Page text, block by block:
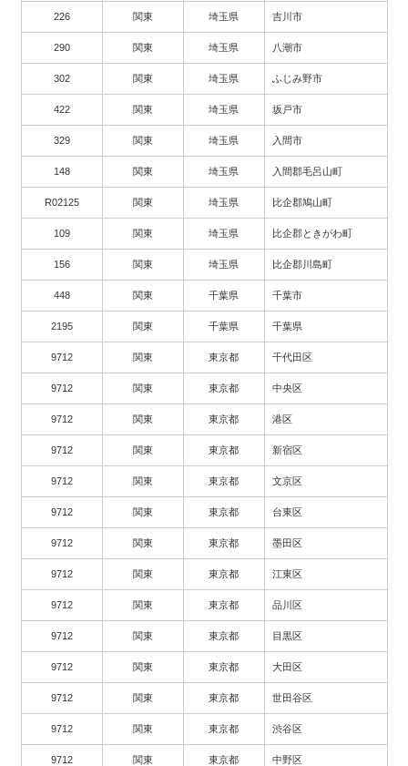
226 関東 埼玉県 吉川市
290 関東 埼玉県 八潮市
302 関東 埼玉県 ふじみ野市
422 関東 埼玉県 坂戸市
329 関東 埼玉県 入間市
148 関東 埼玉県 入間郡毛呂山町
R02125 関東 埼玉県 比企郡鳩山町
109 関東 埼玉県 比企郡ときがわ町
156 関東 埼玉県 比企郡川島町
448 関東 千葉県 千葉市
2195 関東 千葉県 千葉県
9712 関東 東京都 千代田区
9712 関東 東京都 中央区
9712 関東 東京都 港区
9712 関東 東京都 新宿区
9712 関東 東京都 文京区
9712 関東 東京都 台東区
9712 関東 東京都 墨田区
9712 関東 東京都 江東区
9712 関東 東京都 品川区
9712 関東 東京都 目黒区
9712 関東 東京都 大田区
9712 関東 東京都 世田谷区
9712 関東 東京都 渋谷区
9712 関東 東京都 中野区